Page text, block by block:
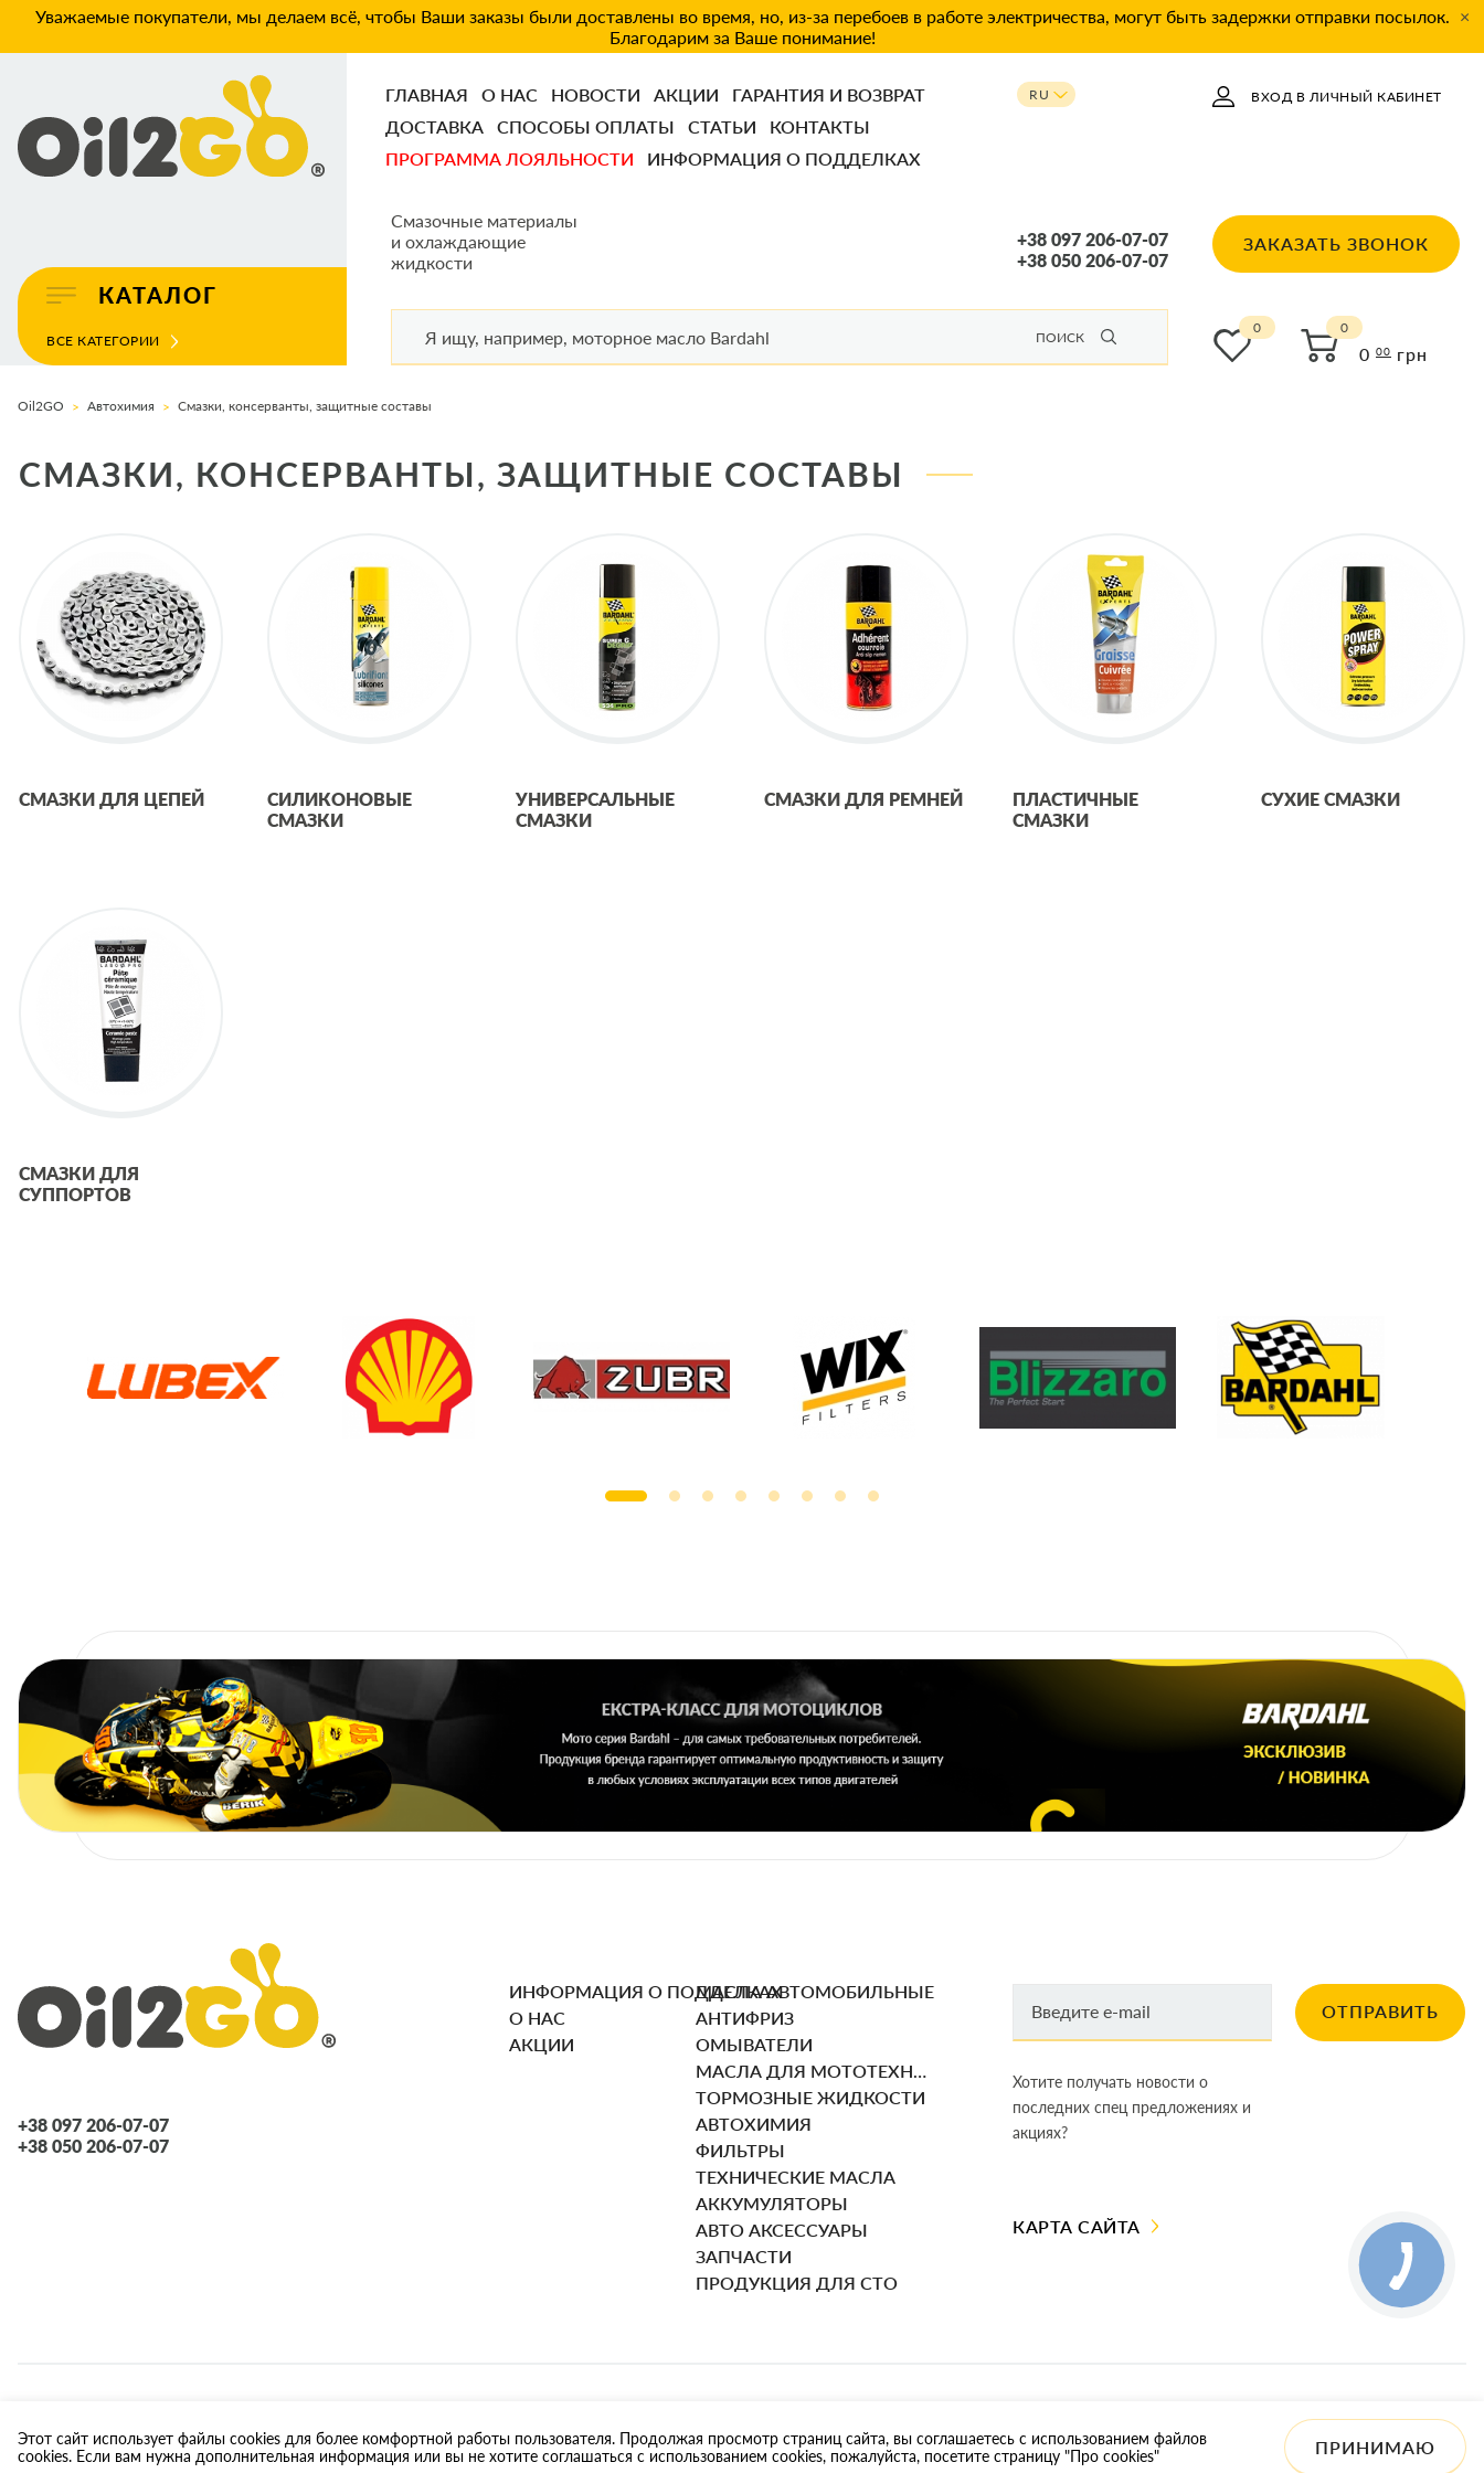
Уважаемые покупатели, мы делаем всё, чтобы Ваши заказы были доставлены во время, но, из-за перебоев в работе электричества, могут быть задержки отправки посылок.
Благодарим за Ваше понимание!
×
КАТАЛОГ
ВСЕ КАТЕГОРИИ
ГЛАВНАЯ О НАС НОВОСТИ АКЦИИ
ГАРАНТИЯ И ВОЗВРАТ
ДОСТАВКА
СПОСОБЫ ОПЛАТЫ СТАТЬИ
КОНТАКТЫ
ПРОГРАММА ЛОЯЛЬНОСТИ
ИНФОРМАЦИЯ О ПОДДЕЛКАХ
Смазочные материалы
и охлаждающие
жидкости
RU
+38 097 206-07-07
+38 050 206-07-07
ПОИСК
ВХОД В ЛИЧНЫЙ КАБИНЕТ
ЗАКАЗАТЬ ЗВОНОК
0
0 00 грн
Oil2GO Автохимия Смазки, консерванты, защитные составы
СМАЗКИ, КОНСЕРВАНТЫ, ЗАЩИТНЫЕ СОСТАВЫ
СМАЗКИ ДЛЯ ЦЕПЕЙ
СИЛИКОНОВЫЕ
СМАЗКИ
УНИВЕРСАЛЬНЫЕ
СМАЗКИ
СМАЗКИ ДЛЯ РЕМНЕЙ
ПЛАСТИЧНЫЕ
СМАЗКИ
СУХИЕ СМАЗКИ
СМАЗКИ ДЛЯ
СУППОРТОВ
+38 097 206-07-07
+38 050 206-07-07
ИНФОРМАЦИЯ О ПОДДЕЛКАХ
О НАС
АКЦИИ
МАСЛА АВТОМОБИЛЬНЫЕ
АНТИФРИЗ
ОМЫВАТЕЛИ
МАСЛА ДЛЯ МОТОТЕХНИКИ
ТОРМОЗНЫЕ ЖИДКОСТИ
АВТОХИМИЯ
ФИЛЬТРЫ
ТЕХНИЧЕСКИЕ МАСЛА
АККУМУЛЯТОРЫ
АВТО АКСЕССУАРЫ
ЗАПЧАСТИ
ПРОДУКЦИЯ ДЛЯ СТО
ОТПРАВИТЬ
Хотите получать новости о
последних спец предложениях и
акциях?
КАРТА САЙТА
ИНТЕРНЕТ-МАГАЗИН OIL2GO — СМАЗОЧНЫЕ МАТЕРИАЛЫ И ОХЛАЖДАЮЩИЕ ЖИДКОСТИ
Этот сайт использует файлы cookies для более комфортной работы пользователя. Продолжая просмотр страниц сайта, вы соглашаетесь с использованием файлов
cookies. Если вам нужна дополнительная информация или вы не хотите соглашаться с использованием cookies, пожалуйста, посетите страницу "Про cookies"
ПРИНИМАЮ